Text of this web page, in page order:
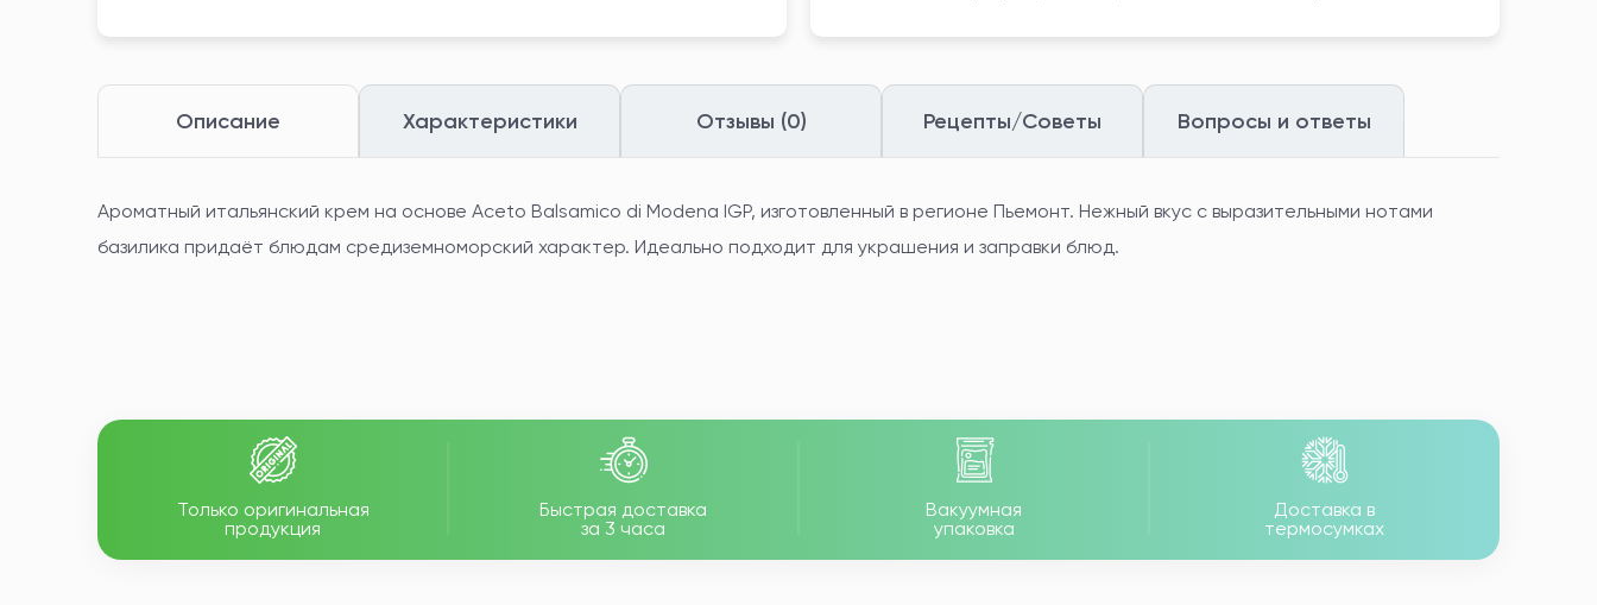
Описание Характеристики Отзывы (0) Рецепты/Советы Вопросы и ответы
Ароматный итальянский крем на основе Aceto Balsamico di Modena IGP, изготовленный в регионе Пьемонт. Нежный вкус с выразительными нотами
базилика придаёт блюдам средиземноморский характер. Идеально подходит для украшения и заправки блюд.
Только оригинальная
продукция
Быстрая доставка
за 3 часа
Вакуумная
упаковка
Доставка в
термосумках